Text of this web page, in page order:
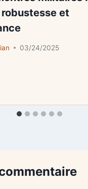
et
03/24/2025